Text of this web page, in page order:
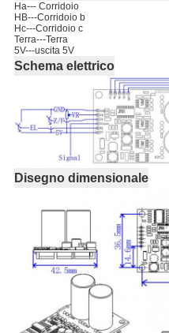
Ha--- Corridoio
HB---Corridoio b
Hc---Corridoio c
Terra---Terra
5V---uscita 5V
Schema elettrico
Disegno dimensionale